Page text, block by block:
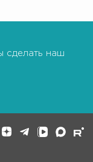
сделать наш